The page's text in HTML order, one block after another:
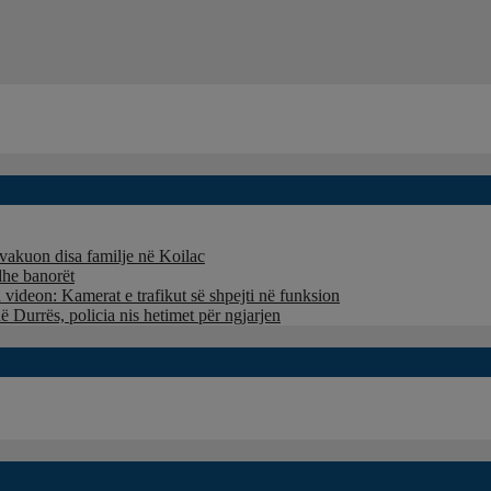
disa familje në Koilac
banorët
Kamerat e trafikut së shpejti në funksion
Durrës, policia nis hetimet për ngjarjen